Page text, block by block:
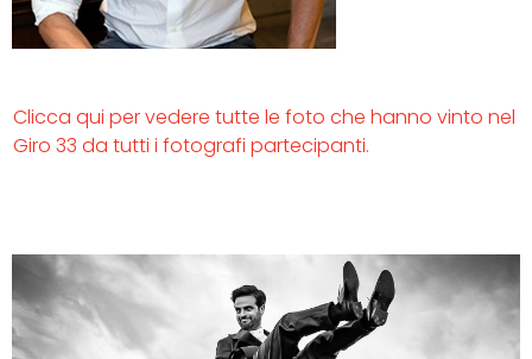
Clicca qui per vedere tutte le foto che hanno vinto nel
Giro 33 da tutti i fotografi partecipanti.